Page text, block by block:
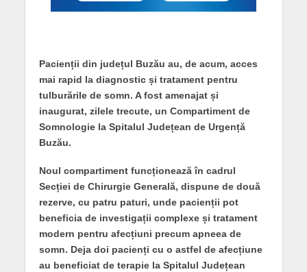
Pacienții din județul Buzău au, de acum, acces
mai rapid la diagnostic și tratament pentru
tulburările de somn. A fost amenajat și
inaugurat, zilele trecute, un Compartiment de
Somnologie la Spitalul Județean de Urgență
Buzău.
Noul compartiment funcționează în cadrul
Secției de Chirurgie Generală, dispune de două
rezerve, cu patru paturi, unde pacienții pot
beneficia de investigații complexe și tratament
modern pentru afecțiuni precum apneea de
somn. Deja doi pacienți cu o astfel de afecțiune
au beneficiat de terapie la Spitalul Județean